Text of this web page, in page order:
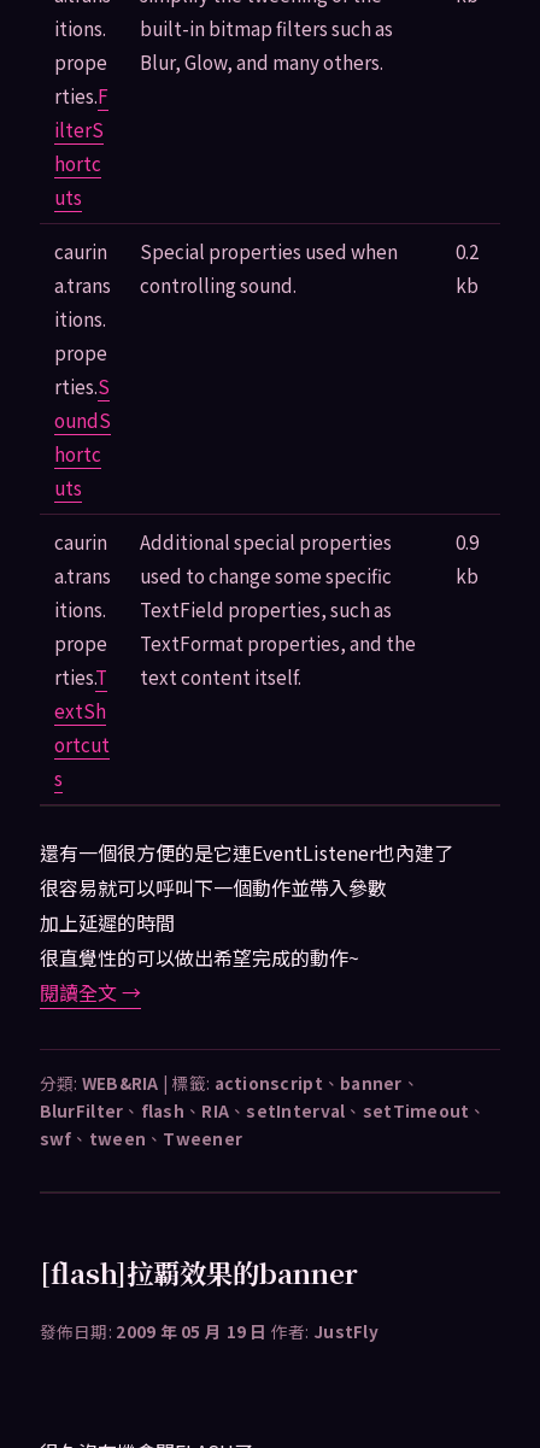
itions.
prope
rties.F
ilterS
hortc
uts
built-in bitmap filters such as
Blur, Glow, and many others.
caurin
a.trans
itions.
prope
rties.S
oundS
hortc
uts
Special properties used when
controlling sound.
0.2
kb
caurin
a.trans
itions.
prope
rties.T
extSh
ortcut
s
Additional special properties
used to change some specific
TextField properties, such as
TextFormat properties, and the
text content itself.
0.9
kb
還有一個很方便的是它連EventListener也內建了
很容易就可以呼叫下一個動作並帶入參數
加上延遲的時間
很直覺性的可以做出希望完成的動作~
閱讀全文→
分類: WEB&RIA | 標籤: actionscript 、 banner 、
BlurFilter 、 flash 、 RIA 、setInterval 、 setTimeout 、
swf 、 tween 、 Tweener
[flash]拉覇效果的banner
發佈日期: 2009 年 05 月 19 日 作者: JustFly